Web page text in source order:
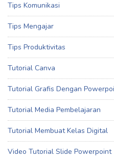
Tips Komunikasi
Tips Mengajar
Tips Produktivitas
Tutorial Canva
Tutorial Grafis Dengan
Tutorial Media Pembelajaran
Tutorial Membuat Kelas Digital
Video Tutorial Slide Powerpoint